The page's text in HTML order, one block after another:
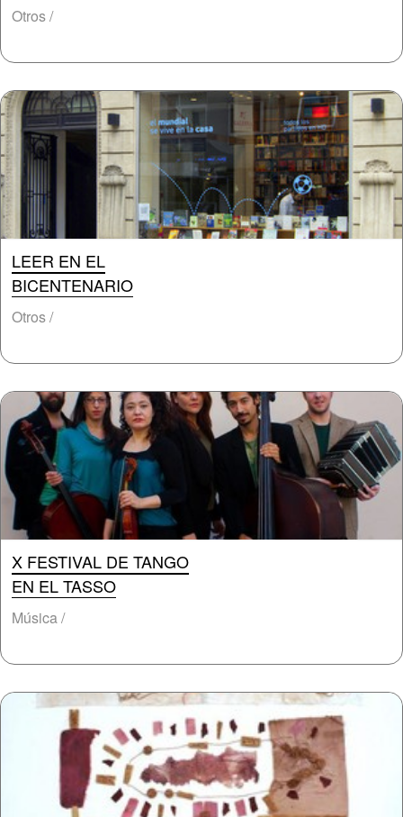
Otros /
LEER EN EL
BICENTENARIO
Otros /
X FESTIVAL DE TANGO
EN EL TASSO
Música /